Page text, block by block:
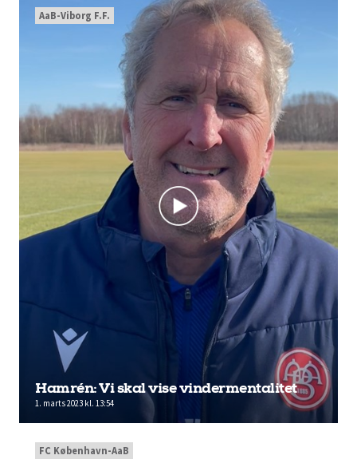
Hamrén: Vi skal vise vindermentalitet
1. marts 2023 kl. 13:54
AaB-Viborg F.F.
FC København-AaB